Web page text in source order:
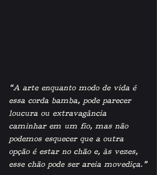
“A arte enquanto modo de vida é
essa corda bamba, pode parecer
loucura ou extravagância
caminhar em um fio, mas não
podemos esquecer que a outra
opção é estar no chão e, às vezes,
esse chão pode ser areia movediça.”